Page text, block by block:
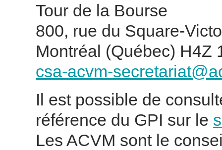
Tour de la Bourse
800, rue du Square-
Montréal (Québec) H4Z
csa-acvm-
Il est possible de
référence du GPI sur le
Les ACVM sont le